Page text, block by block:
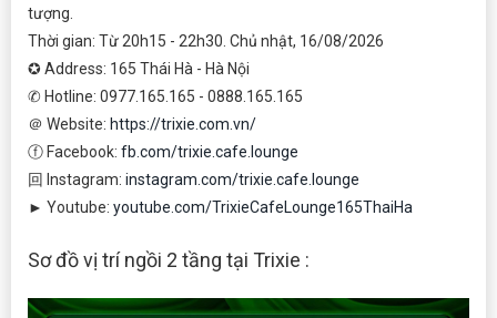
tượng.
Thời gian: Từ 20h15 - 22h30. Chủ nhật, 16/08/2026
✪ Address: 165 Thái Hà - Hà Nội
✆ Hotline: 0977.165.165 - 0888.165.165
＠ Website: https://trixie.com.vn/
ⓕ Facebook: fb.com/trixie.cafe.lounge
回 Instagram: instagram.com/trixie.cafe.lounge
► Youtube: youtube.com/TrixieCafeLounge165ThaiHa
Sơ đồ vị trí ngồi 2 tầng tại Trixie :